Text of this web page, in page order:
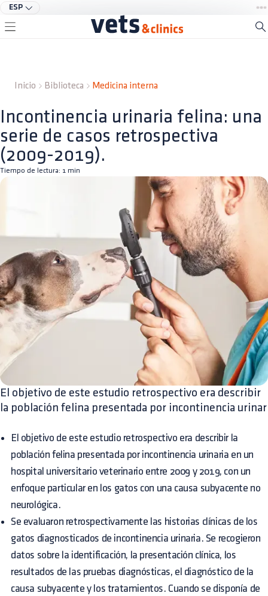
ESP
Inicio Biblioteca Medicina interna
Incontinencia urinaria felina: una
serie de casos retrospectiva
(2009-2019).
Tiempo de lectura: 1 min
El objetivo de este estudio retrospectivo era describir
la población felina presentada por incontinencia urinar
El objetivo de este estudio retrospectivo era describir la
población felina presentada por incontinencia urinaria en un
hospital universitario veterinario entre 2009 y 2019, con un
enfoque particular en los gatos con una causa subyacente no
neurológica.
Se evaluaron retrospectivamente las historias clínicas de los
gatos diagnosticados de incontinencia urinaria. Se recogieron
datos sobre la identificación, la presentación clínica, los
resultados de las pruebas diagnósticas, el diagnóstico de la
causa subyacente y los tratamientos. Cuando se disponía de